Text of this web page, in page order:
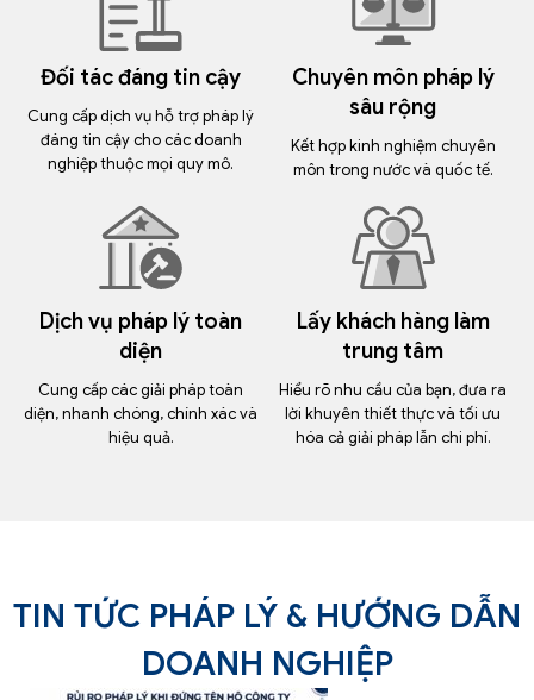
Đối tác đáng tin cậy
Cung cấp dịch vụ hỗ trợ pháp lý
đáng tin cậy cho các doanh
nghiệp thuộc mọi quy mô.
Chuyên môn pháp lý
sâu rộng
Kết hợp kinh nghiệm chuyên
môn trong nước và quốc tế.
Dịch vụ pháp lý toàn
diện
Cung cấp các giải pháp toàn
diện, nhanh chóng, chính xác và
hiệu quả.
Lấy khách hàng làm
trung tâm
Hiểu rõ nhu cầu của bạn, đưa ra
lời khuyên thiết thực và tối ưu
hóa cả giải pháp lẫn chi phí.
TIN TỨC PHÁP LÝ & HƯỚNG DẪN
DOANH NGHIỆP